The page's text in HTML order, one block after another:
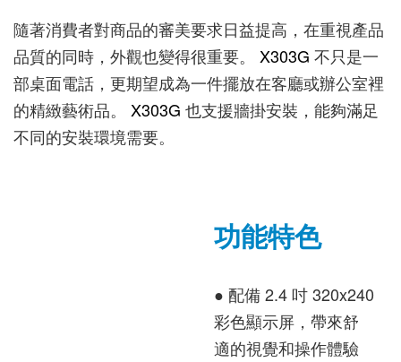
隨著消費者對商品的審美要求日益提高，在重視產品
品質的同時，外觀也變得很重要。 X303G 不只是一
部桌面電話，更期望成為一件擺放在客廳或辦公室裡
的精緻藝術品。 X303G 也支援牆掛安裝，能夠滿足
不同的安裝環境需要。
功能特色
● 配備 2.4 吋 320x240
彩色顯示屏，帶來舒
適的視覺和操作體驗